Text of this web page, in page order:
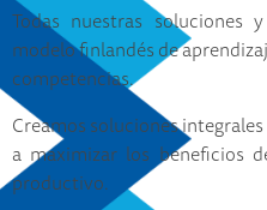
Todas nuestras soluciones
modelo finlandés de
competencias.
Creamos soluciones
a maximizar los beneficios
productivo.